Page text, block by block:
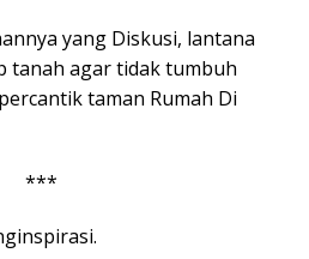
yang Diskusi, lantana
tanah agar tidak tumbuh
taman Rumah Di
***